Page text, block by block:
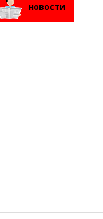
новости